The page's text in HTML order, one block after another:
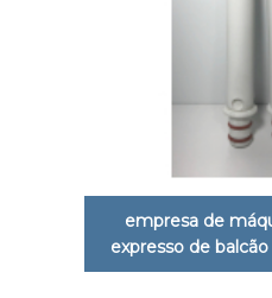
empresa de
expresso de